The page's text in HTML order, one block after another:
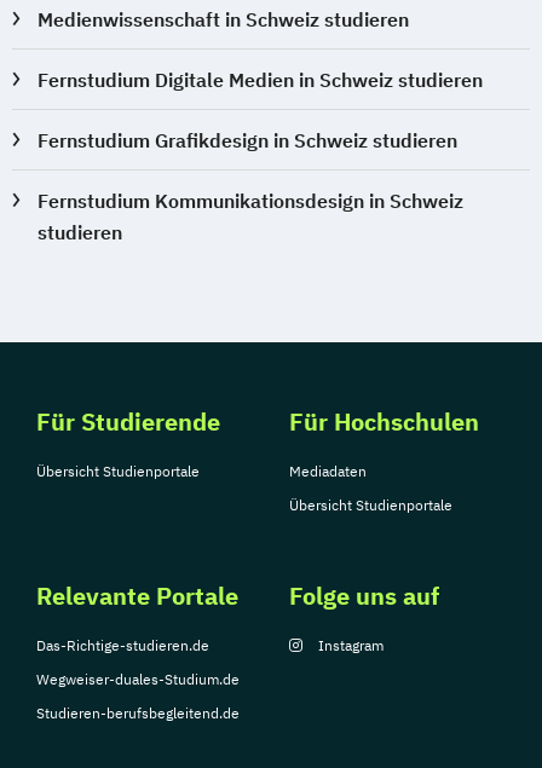
Medienwissenschaft in Schweiz studieren
Fernstudium Digitale Medien in Schweiz studieren
Fernstudium Grafikdesign in Schweiz studieren
Fernstudium Kommunikationsdesign in Schweiz
studieren
Für Studierende
Übersicht Studienportale
Für Hochschulen
Mediadaten
Übersicht Studienportale
Relevante Portale
Das-Richtige-studieren.de
Wegweiser-duales-Studium.de
Studieren-berufsbegleitend.de
Folge uns auf
Instagram